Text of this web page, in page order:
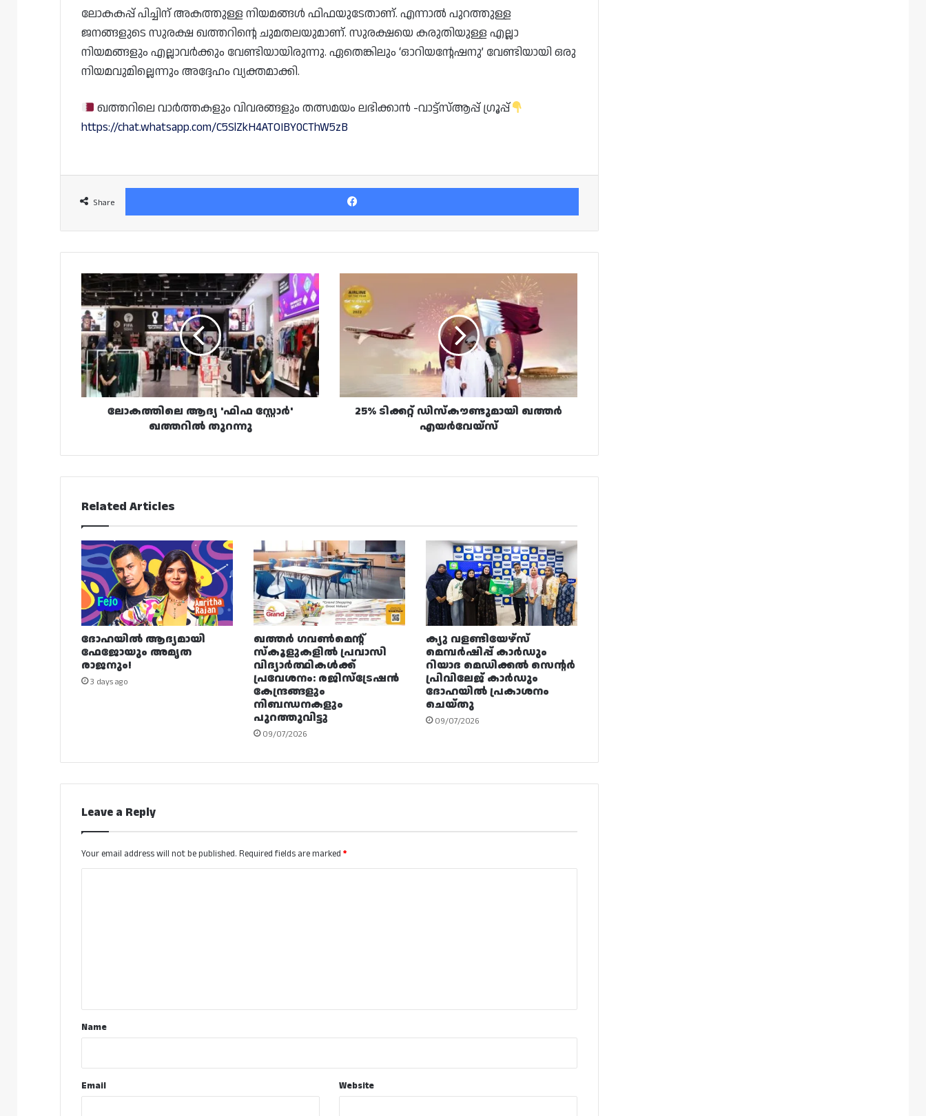
ലോകകപ്പ് പിച്ചിന് അകത്തുള്ള നിയമങ്ങൾ ഫിഫയുടേതാണ്. എന്നാൽ പുറത്തുള്ള
ജനങ്ങളുടെ സുരക്ഷ ഖത്തറിന്റെ ചുമതലയുമാണ്. സുരക്ഷയെ കരുതിയുള്ള എല്ലാ
നിയമങ്ങളും എല്ലാവർക്കും വേണ്ടിയായിരുന്നു. ഏതെങ്കിലും ‘ഓറിയന്റേഷനു’ വേണ്ടിയായി ഒരു
നിയമവുമില്ലെന്നും അദ്ദേഹം വ്യക്തമാക്കി.
ഖത്തറിലെ വാർത്തകളും വിവരങ്ങളും തത്സമയം ലഭിക്കാൻ -വാട്ട്സ്ആപ്പ് ഗ്രൂപ്പ്
https://chat.whatsapp.com/C5SlZkH4ATOIBY0CThW5zB
Share
Facebook
ലോകത്തിലെ
ആദ്യ
'ഫിഫ
സ്റ്റോർ'
ഖത്തറിൽ
തുറന്നു
ലോകത്തിലെ ആദ്യ 'ഫിഫ സ്റ്റോർ'
ഖത്തറിൽ തുറന്നു
ടിക്കറ്റ്
ഡിസ്കൗണ്ടുമായി
എയർവേയ്‌സ്
25% ടിക്കറ്റ് ഡിസ്കൗണ്ടുമായി ഖത്തർ
എയർവേയ്‌സ്
Related Articles
ദോഹയിൽ ആദ്യമായി
ഫേജോയും അമൃത
രാജനും!
3 days ago
ഖത്തർ ഗവൺമെന്റ്
സ്കൂളുകളിൽ പ്രവാസി
വിദ്യാർത്ഥികൾക്ക്
പ്രവേശനം: രജിസ്ട്രേഷൻ
കേന്ദ്രങ്ങളും
നിബന്ധനകളും
പുറത്തുവിട്ടു
09/07/2026
ക്യു വളണ്ടിയേഴ്‌സ്
മെമ്പർഷിപ്പ് കാർഡും
റിയാദ മെഡിക്കൽ സെന്റർ
പ്രിവിലേജ് കാർഡും
ദോഹയിൽ പ്രകാശനം
ചെയ്തു
09/07/2026
Leave a Reply
Your email address will not be published. Required fields are marked *
*Name
Email Website